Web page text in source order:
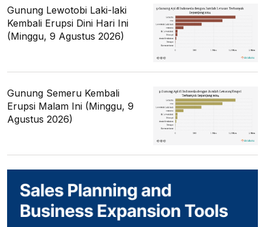
Gunung Lewotobi Laki-laki
Kembali Erupsi Dini Hari Ini
(Minggu, 9 Agustus 2026)
Gunung Semeru Kembali
Erupsi Malam Ini (Minggu, 9
Agustus 2026)